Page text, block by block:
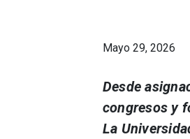
Mayo 29, 2026
Desde
congresos y
La